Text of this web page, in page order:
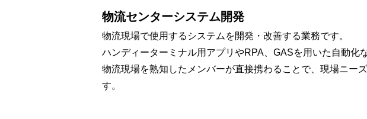
物流センターシステム開発
物流現場で使用するシステムを開発・改善する業務です。
ハンディーターミナル用アプリやRPA、GASを用いた自動化
物流現場を熟知したメンバーが直接携わることで、現場ニー
す。